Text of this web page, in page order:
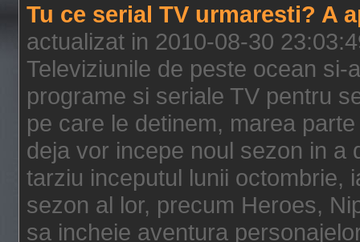
Tu ce serial TV urmaresti? A
actualizat in 2010-08-30
Televiziunile de peste ocean si-
programe si seriale TV pentru
pe care le detinem, marea
deja vor incepe noul sezon in a
tarziu inceputul lunii octombrie,
sezon al lor, precum Heroes,
sa incheie aventura